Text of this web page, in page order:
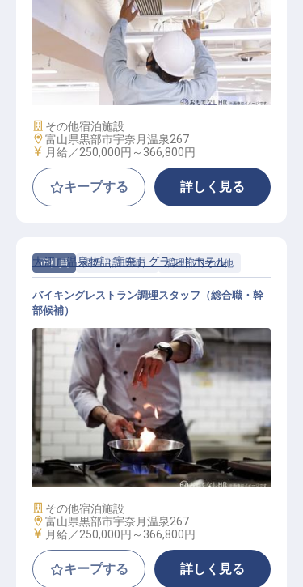
施設管理スタッフ（総合職・幹部候
補）
施設業態
その他宿泊施設
勤務地
富山県黒部市宇奈月温泉267
給与
月給／250,000円～ 366,800円
キープする 詳しく見る
正社員 調理（調理師） 調理部門その他
和洋中50種類以上のバイキングレス
トランで、調理スキルを活かす！
大江戸温泉物語 宇奈月グランドホテル
バイキングレストラン調理スタッフ（総合職・幹
部候補）
施設業態
その他宿泊施設
勤務地
富山県黒部市宇奈月温泉267
給与
月給／250,000円～ 366,800円
キープする 詳しく見る